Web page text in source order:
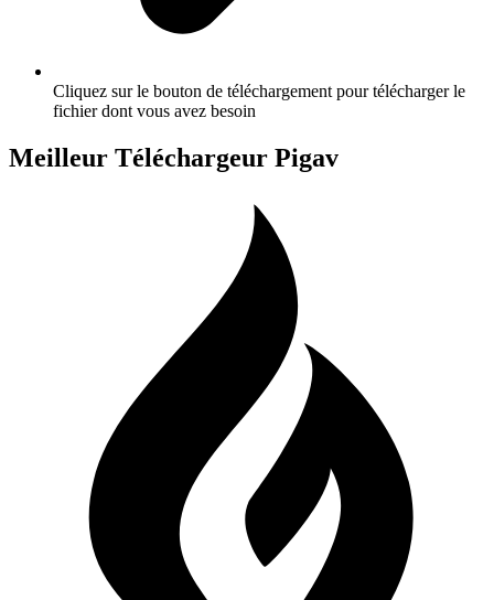
Cliquez sur le bouton de téléchargement pour télécharger le
fichier dont vous avez besoin
Meilleur Téléchargeur Pigav